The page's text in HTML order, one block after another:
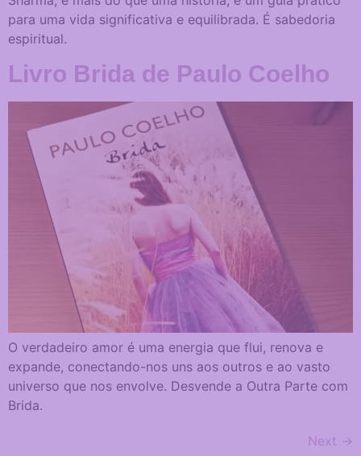
para uma vida significativa e equilibrada. É sabedoria
espiritual.
Livro Brida de Paulo Coelho
O verdadeiro amor é uma energia que flui, renova e
expande, conectando-nos uns aos outros e ao vasto
universo que nos envolve. Desvende a Outra Parte com
Brida.
Next →